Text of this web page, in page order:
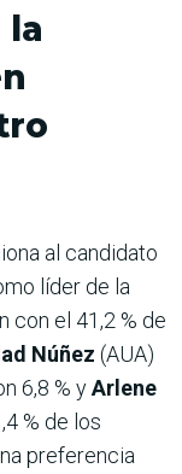
la
al candidato
líder de la
con el 41,2 % de
Núñez (AUA)
6,8 % yArlene
% de los
preferencia